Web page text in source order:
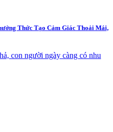
Thức Tạo Cảm Giác Thoải Mái,
con người ngày càng có nhu